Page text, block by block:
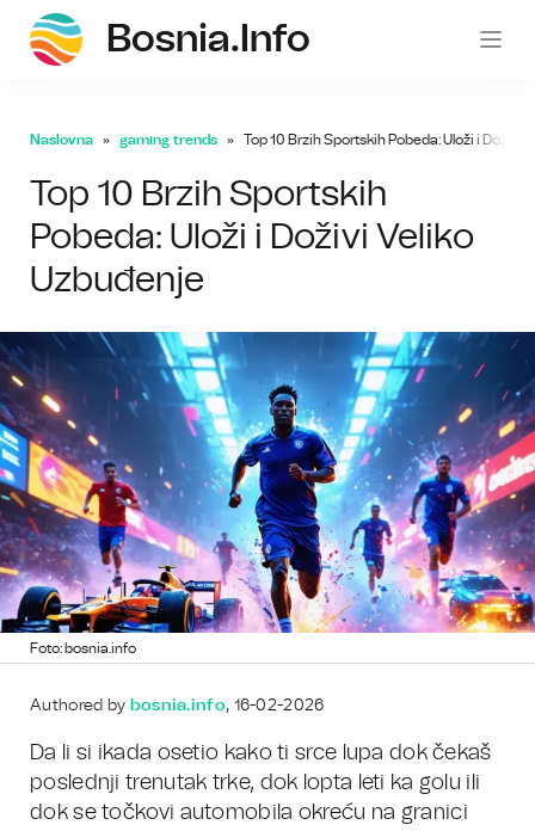
Bosnia.info
Naslovna gaming trends Top 10 Brzih Sportskih Pobeda: Uloži i Doživi
Top 10 Brzih Sportskih
Pobeda: Uloži i Doživi Veliko
Uzbuđenje
Foto: bosnia.info
Authored by bosnia.info, 16-02-2026
Da li si ikada osetio kako ti srce lupa dok čekaš
poslednji trenutak trke, dok lopta leti ka golu ili
dok se točkovi automobila okreću na granici